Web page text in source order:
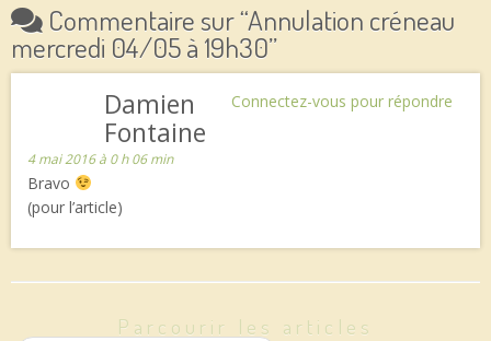
Commentaire sur “Annulation créneau
mercredi 04/05 à 19h30”
Connectez-vous pour répondre
Damien
Fontaine
4 mai 2016 à 0 h 06 min
Bravo
(pour l’article)
Parcourir les articles